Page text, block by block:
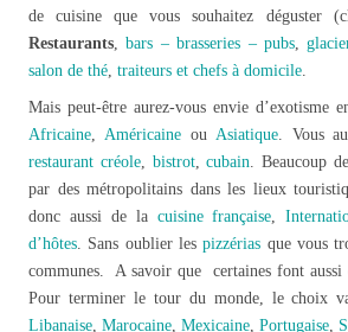
de cuisine que vous souhaitez déguster
Restaurants,bars – brasseries – pubs,
salon de thé, traiteurs et chefs à domicile.
Mais peut-être aurez-vous envie d’exotisme
Africaine
Américaineou Asiatique. Vous
restaurant créole, bistrot,cubain . Beaucoup
par des métropolitains dans les lieux
donc aussi de la cuisine française ,
d’hôtes . Sans oublier lespizzérias que vous
communes. A savoir que certaines font aussi
Pour terminer le tour du monde, le choix
Libanaise Marocaine Mexicaine Portugaise